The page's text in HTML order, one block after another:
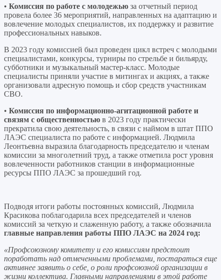
• Комиссия по работе с молодежью за отчетный период
провела более 36 мероприятий, направленных на адаптацию и
вовлечение молодых специалистов, их поддержку и развитие
профессиональных навыков.
В 2023 году комиссией был проведен цикл встреч с молодыми
специалистами, конкурсы, турниры по стрельбе и бильярду,
субботники и музыкальный мастер-класс. Молодые
специалисты приняли участие в митингах и акциях, а также
организовали адресную помощь и сбор средств участникам
СВО.
• Комиссия по информационно-агитационной работе и
связям с общественностью в 2023 году практически
прекратила свою деятельность, в связи с наймом в штат ППО
ЛАЭС специалиста по работе с информацией. Людмила
Леонтьевна выразила благодарность председателю и членам
комиссии за многолетний труд, а также отметила рост уровня
вовлеченности работников станции в информационные
ресурсы ППО ЛАЭС за прошедший год.
Подводя итоги работы постоянных комиссий, Людмила
Красикова поблагодарила всех председателей и членов
комиссий за четкую и слаженную работу, а также обозначила
главные направления работы ППО ЛАЭС на 2024 год:
«Профсоюзному комитету и его комиссиям предстоит
поработать над отмеченными проблемами, постараться еще
активнее заявить о себе, о роли профсоюзной организации в
жизни коллектива. Главными направлениями в этой работе